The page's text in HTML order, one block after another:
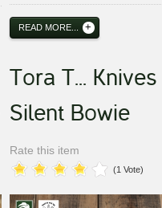
READ MORE...
Tora T... Knives
Silent Bowie
Rate this item
(1 Vote)